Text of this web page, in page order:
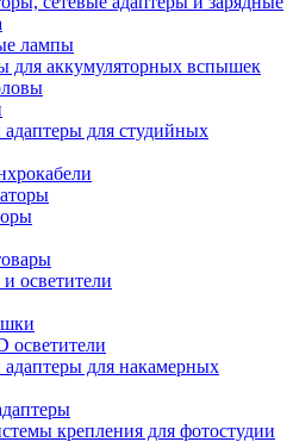
лампы
для аккумуляторных вспышек
для студийных
осветители
осветители
для накамерных
крепления для фотостудии